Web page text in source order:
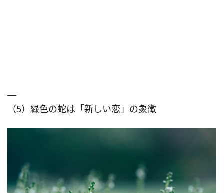
（5）緑色の蛇は「新しい恋」の象徴